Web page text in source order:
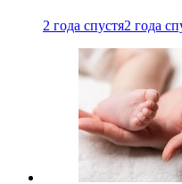
2 года спустя2 года